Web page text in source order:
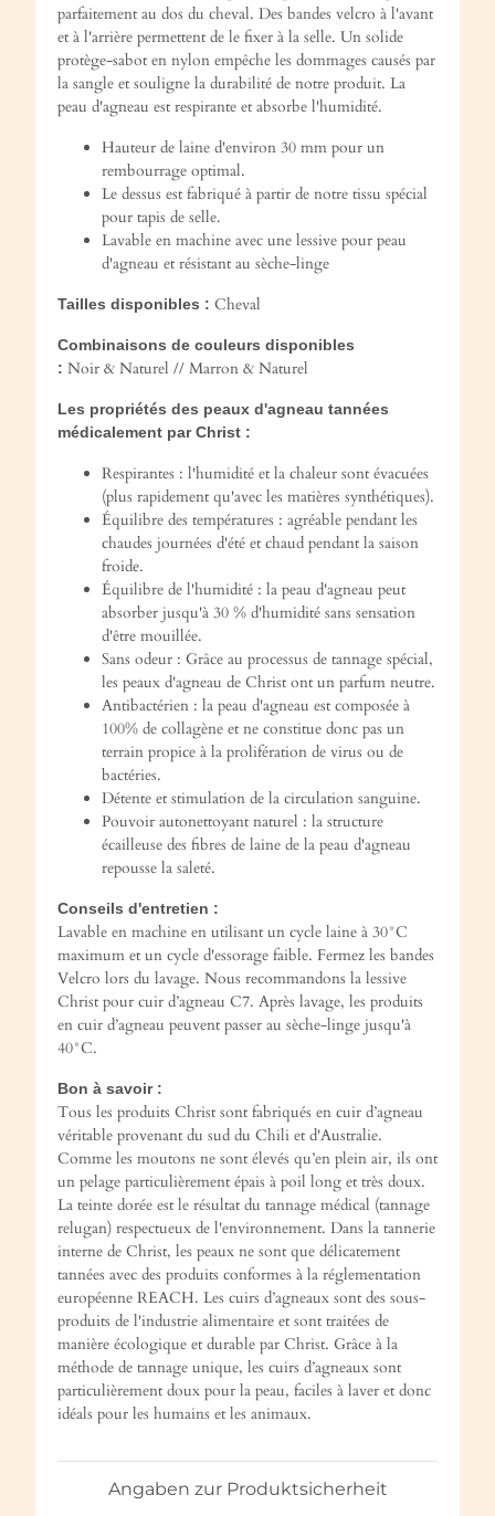
parfaitement au dos du cheval. Des bandes velcro à l'avant
et à l'arrière permettent de le fixer à la selle. Un solide
protège-sabot en nylon empêche les dommages causés par
la sangle et souligne la durabilité de notre produit. La
peau d'agneau est respirante et absorbe l'humidité.
Hauteur de laine d'environ 30 mm pour un
rembourrage optimal.
Le dessus est fabriqué à partir de notre tissu spécial
pour tapis de selle.
Lavable en machine avec une lessive pour peau
d'agneau et résistant au sèche-linge
Tailles disponibles : Cheval
Combinaisons de couleurs disponibles
: Noir & Naturel // Marron & Naturel
Les propriétés des peaux d'agneau tannées
médicalement par Christ :
Respirantes : l'humidité et la chaleur sont évacuées
(plus rapidement qu'avec les matières synthétiques).
Équilibre des températures : agréable pendant les
chaudes journées d'été et chaud pendant la saison
froide.
Équilibre de l'humidité : la peau d'agneau peut
absorber jusqu'à 30 % d'humidité sans sensation
d'être mouillée.
Sans odeur : Grâce au processus de tannage spécial,
les peaux d'agneau de Christ ont un parfum neutre.
Antibactérien : la peau d'agneau est composée à
100% de collagène et ne constitue donc pas un
terrain propice à la prolifération de virus ou de
bactéries.
Détente et stimulation de la circulation sanguine.
Pouvoir autonettoyant naturel : la structure
écailleuse des fibres de laine de la peau d'agneau
repousse la saleté.
Conseils d'entretien :
Lavable en machine en utilisant un cycle laine à 30°C
maximum et un cycle d'essorage faible. Fermez les bandes
Velcro lors du lavage. Nous recommandons la lessive
Christ pour cuir d’agneau C7. Après lavage, les produits
en cuir d’agneau peuvent passer au sèche-linge jusqu'à
40°C.
Bon à savoir :
Tous les produits Christ sont fabriqués en cuir d’agneau
véritable provenant du sud du Chili et d'Australie.
Comme les moutons ne sont élevés qu’en plein air, ils ont
un pelage particulièrement épais à poil long et très doux.
La teinte dorée est le résultat du tannage médical (tannage
relugan) respectueux de l'environnement. Dans la tannerie
interne de Christ, les peaux ne sont que délicatement
tannées avec des produits conformes à la réglementation
européenne REACH. Les cuirs d’agneaux sont des sous-
produits de l'industrie alimentaire et sont traitées de
manière écologique et durable par Christ. Grâce à la
méthode de tannage unique, les cuirs d’agneaux sont
particulièrement doux pour la peau, faciles à laver et donc
idéals pour les humains et les animaux.
Angaben zur Produktsicherheit